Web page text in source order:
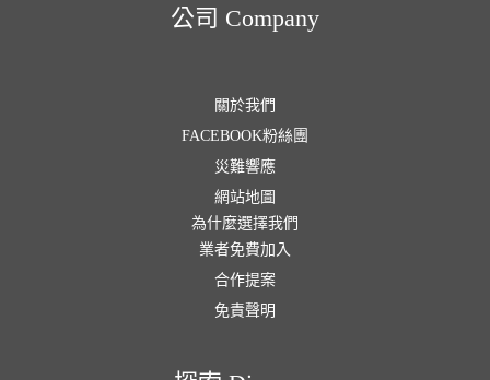
公司 Company
關於我們
FACEBOOK粉絲團
災難響應
網站地圖
為什麼選擇我們
業者免費加入
合作提案
免責聲明